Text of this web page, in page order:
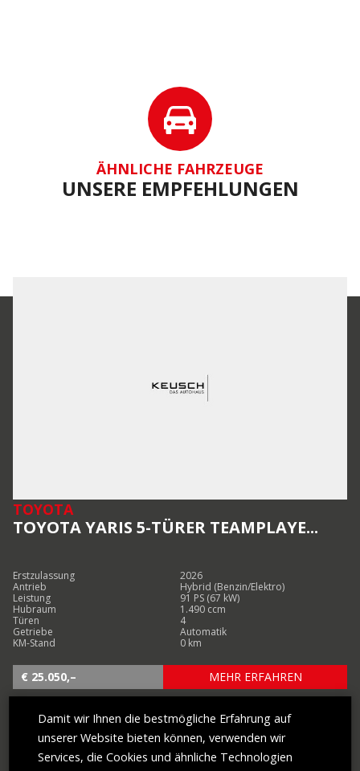
ÄHNLICHE FAHRZEUGE
UNSERE EMPFEHLUNGEN
TOYOTA
TOYOTA YARIS 5-TÜRER TEAMPLAYE...
Erstzulassung
2026
Antrieb
Hybrid (Benzin/Elektro)
Leistung
91 PS (67 kW)
Hubraum
1.490 ccm
Türen
4
Getriebe
Automatik
KM-Stand
0 km
€ 25.050,– MEHR ERFAHREN
Damit wir Ihnen die bestmögliche Erfahrung auf
unserer Website bieten können, verwenden wir
Services, die Cookies und ähnliche Technologien